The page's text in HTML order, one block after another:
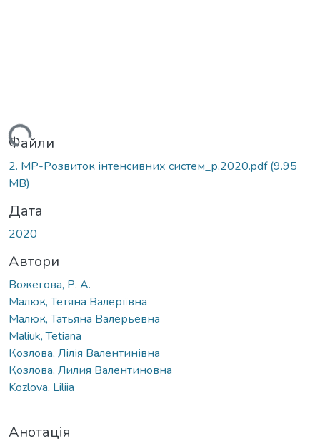
Вантажиться...
Файли
2. МР-Розвиток інтенсивних систем_р,2020.pdf(9.95
MB)
Дата
2020
Автори
Вожегова, Р. А.
Малюк, Тетяна Валеріївна
Малюк, Татьяна Валерьевна
Maliuk, Tetiana
Козлова, Лілія Валентинівна
Козлова, Лилия Валентиновна
Kozlova, Liliia
Анотація